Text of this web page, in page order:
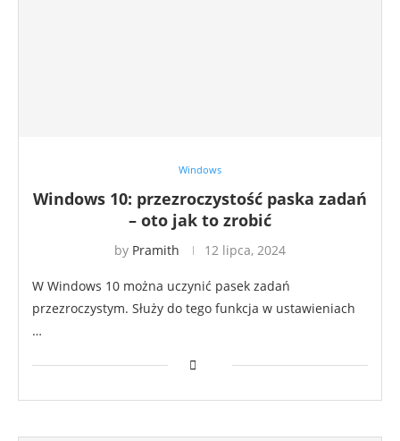
Windows
Windows 10: przezroczystość paska zadań
– oto jak to zrobić
by Pramith 12 lipca, 2024
W Windows 10 można uczynić pasek zadań
przezroczystym. Służy do tego funkcja w ustawieniach
…